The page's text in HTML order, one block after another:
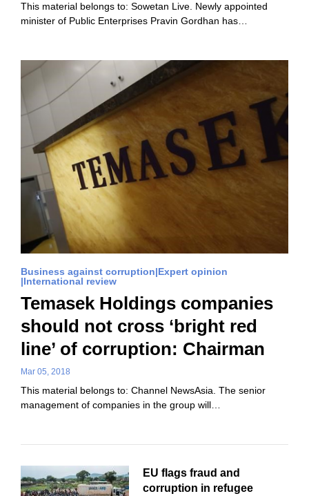
This material belongs to: Sowetan Live. Newly appointed
minister of Public Enterprises Pravin Gordhan has…
Business against corruption Expert opinion
International review
Temasek Holdings companies
should not cross ‘bright red
line’ of corruption: Chairman
Mar 05, 2018
This material belongs to: Channel NewsAsia. The senior
management of companies in the group will…
EU flags fraud and
corruption in refugee